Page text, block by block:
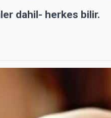
dahil- herkes bilir.